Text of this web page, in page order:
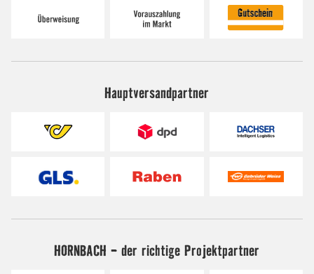
Hauptversandpartner
HORNBACH - der richtige Projektpartner